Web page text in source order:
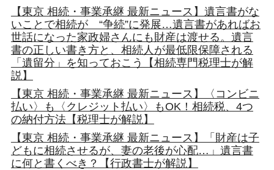
【東京 相続・事業承継 最新ニュース】遺言書がな
いことで相続が “争続”に発展…遺言書があればお
世話になった家政婦さんにも財産は渡せる。遺言
書の正しい書き方と、相続人が最低限保障される
「遺留分」を知っておこう【相続専門税理士が解
説】
【東京 相続・事業承継 最新ニュース】〈コンビニ
払い〉も〈クレジット払い〉もOK！相続税、4つ
の納付方法【税理士が解説】
【東京 相続・事業承継 最新ニュース】「財産は子
どもに相続させるが、妻の老後が心配…」遺言書
に何と書くべき？【行政書士が解説】